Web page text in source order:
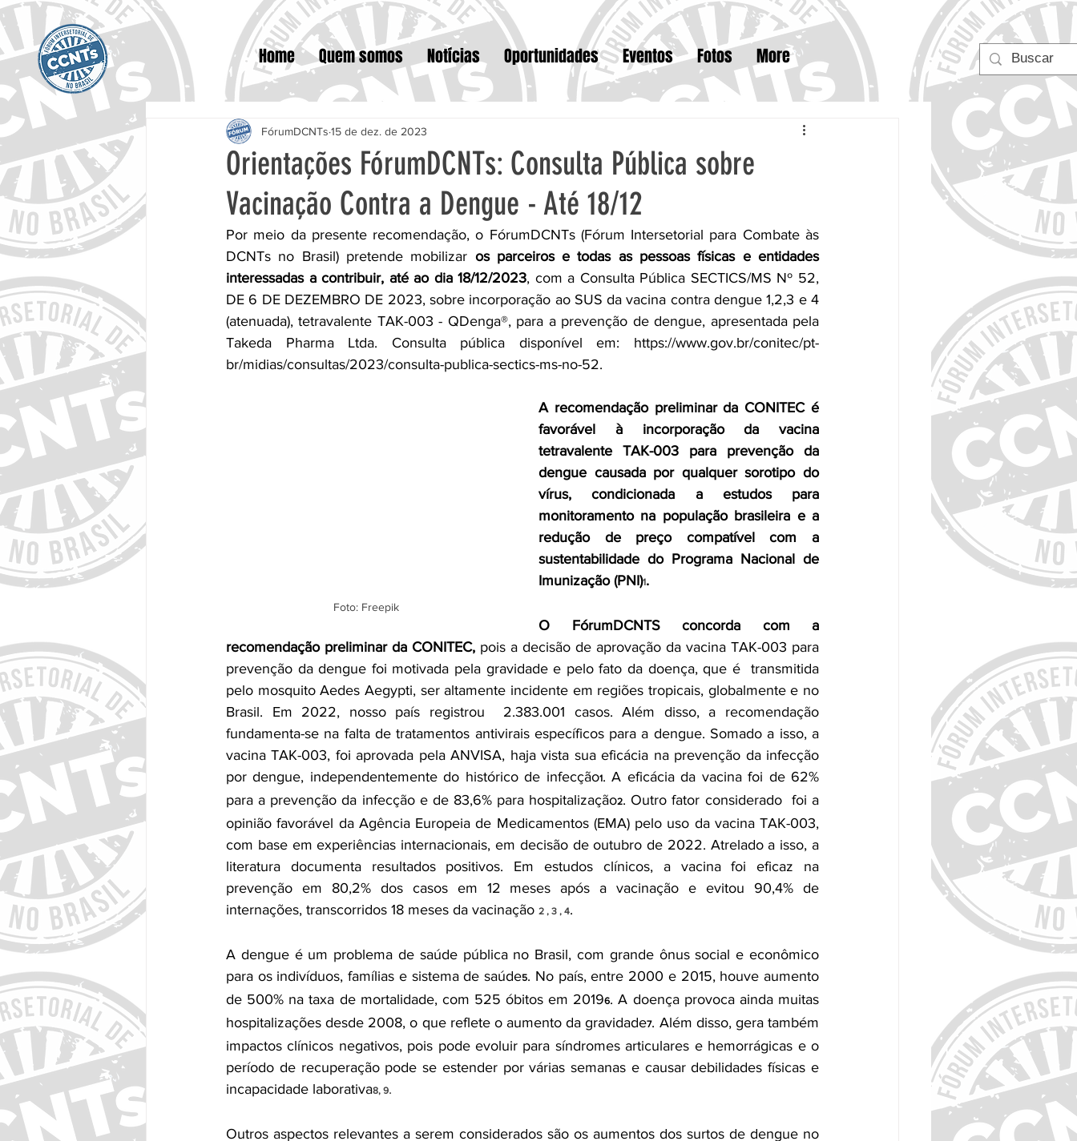
Home Quem somos Notícias Oportunidades Eventos Fotos More
Orientações FórumDCNTs: Consulta Pública sobre
Vacinação Contra a Dengue - Até 18/12
FórumDCNTs 15 de dez. de 2023
Por meio da presente recomendação, o FórumDCNTs (Fórum Intersetorial para Combate às
DCNTs no Brasil) pretende mobilizar os parceiros e todas as pessoas físicas e entidades
interessadas a contribuir, até ao dia 18/12/2023, com a Consulta Pública SECTICS/MS Nº 52,
DE 6 DE DEZEMBRO DE 2023, sobre incorporação ao SUS da vacina contra dengue 1,2,3 e 4
(atenuada), tetravalente TAK-003 - QDenga®, para a prevenção de dengue, apresentada pela
Takeda Pharma Ltda. Consulta pública disponível em: https://www.gov.br/conitec/pt-
br/midias/consultas/2023/consulta-publica-sectics-ms-no-52.
Foto: Freepik
A recomendação preliminar da CONITEC é
favorável à incorporação da vacina
tetravalente TAK-003 para prevenção da
dengue causada por qualquer sorotipo do
vírus, condicionada a estudos para
monitoramento na população brasileira e a
redução de preço compatível com a
sustentabilidade do Programa Nacional de
Imunização (PNI)1.
O FórumDCNTS concorda com a
recomendação preliminar da CONITEC, pois a decisão de aprovação da vacina TAK-003 para
prevenção da dengue foi motivada pela gravidade e pelo fato da doença, que é  transmitida
pelo mosquito Aedes Aegypti, ser altamente incidente em regiões tropicais, globalmente e no
Brasil. Em 2022, nosso país registrou  2.383.001 casos. Além disso, a recomendação
fundamenta-se na falta de tratamentos antivirais específicos para a dengue. Somado a isso, a
vacina TAK-003, foi aprovada pela ANVISA, haja vista sua eficácia na prevenção da infecção
por dengue, independentemente do histórico de infecção1. A eficácia da vacina foi de 62%
para a prevenção da infecção e de 83,6% para hospitalização2. Outro fator considerado  foi a
opinião favorável da Agência Europeia de Medicamentos (EMA) pelo uso da vacina TAK-003,
com base em experiências internacionais, em decisão de outubro de 2022. Atrelado a isso, a
literatura documenta resultados positivos. Em estudos clínicos, a vacina foi eficaz na
prevenção em 80,2% dos casos em 12 meses após a vacinação e evitou 90,4% de
internações, transcorridos 18 meses da vacinação 2 , 3 , 4.
A dengue é um problema de saúde pública no Brasil, com grande ônus social e econômico
para os indivíduos, famílias e sistema de saúde5. No país, entre 2000 e 2015, houve aumento
de 500% na taxa de mortalidade, com 525 óbitos em 20196. A doença provoca ainda muitas
hospitalizações desde 2008, o que reflete o aumento da gravidade7. Além disso, gera também
impactos clínicos negativos, pois pode evoluir para síndromes articulares e hemorrágicas e o
período de recuperação pode se estender por várias semanas e causar debilidades físicas e
incapacidade laborativa8, 9.
Outros aspectos relevantes a serem considerados são os aumentos dos surtos de dengue no